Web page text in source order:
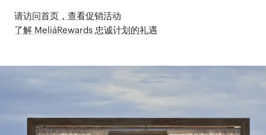
请访问首页，查看促销活动
了解 MeliáRewards 忠诚计划的礼遇